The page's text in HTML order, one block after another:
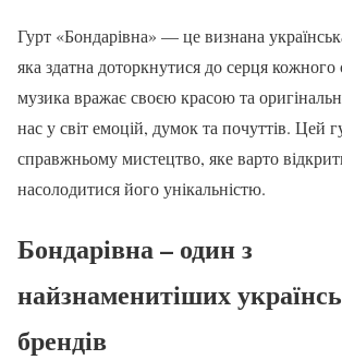
Гурт «Бондарівна» — це визнана
яка здатна доторкнутися до серця кожного
музика вражає своєю красою та
нас у світ емоцій, думок та почуттів. Цей
справжньому мистецтво, яке варто
насолодитися його унікальністю.
Бондарівна – один з
найзнаменитіших
брендів